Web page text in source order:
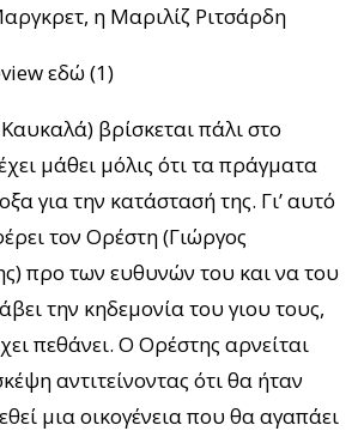
η Μαριλίζ Ριτσάρδη
εδώ (1)
βρίσκεται πάλι στο
μάθει μόλις ότι τα πράγματα
για την κατάστασή της. Γι’ αυτό
τον Ορέστη (Γιώργος
προ των ευθυνών του και να του
την κηδεμονία του γιου τους,
πεθάνει. Ο Ορέστης αρνείται
αντιτείνοντας ότι θα ήταν
μια οικογένεια που θα αγαπάει